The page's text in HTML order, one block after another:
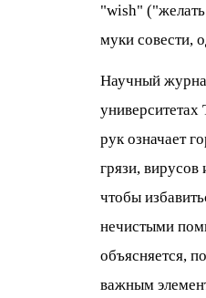
"wish"
муки совести,
Научный
рук означает
грязи,
чтобы
нечистыми
объясняется,
важным